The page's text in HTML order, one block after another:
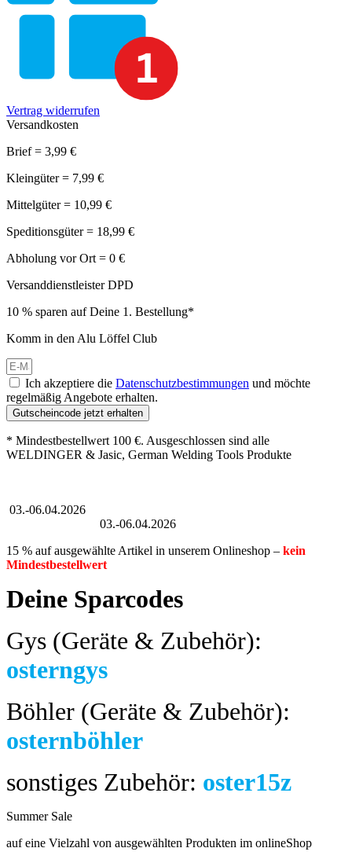
Vertrag widerrufen
Versandkosten
Brief = 3,99 €
Kleingüter = 7,99 €
Mittelgüter = 10,99 €
Speditionsgüter = 18,99 €
Abholung vor Ort = 0 €
Versanddienstleister DPD
10 % sparen auf Deine 1. Bestellung*
Komm in den Alu Löffel Club
Ich akzeptiere die Datenschutzbestimmungen und möchte
regelmäßig Angebote erhalten.
Gutscheincode jetzt erhalten
* Mindestbestellwert 100 €. Ausgeschlossen sind alle
WELDINGER & Jasic, German Welding Tools Produkte
03.-06.04.2026
03.-06.04.2026
15 % auf ausgewählte Artikel in unserem Onlineshop – kein
Mindestbestellwert
Deine Sparcodes
Gys (Geräte & Zubehör):
osterngys
Böhler (Geräte & Zubehör):
osternböhler
sonstiges Zubehör: oster15z
Summer Sale
auf eine Vielzahl von ausgewählten Produkten im onlineShop